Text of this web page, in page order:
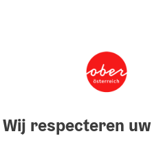
Wij respecteren